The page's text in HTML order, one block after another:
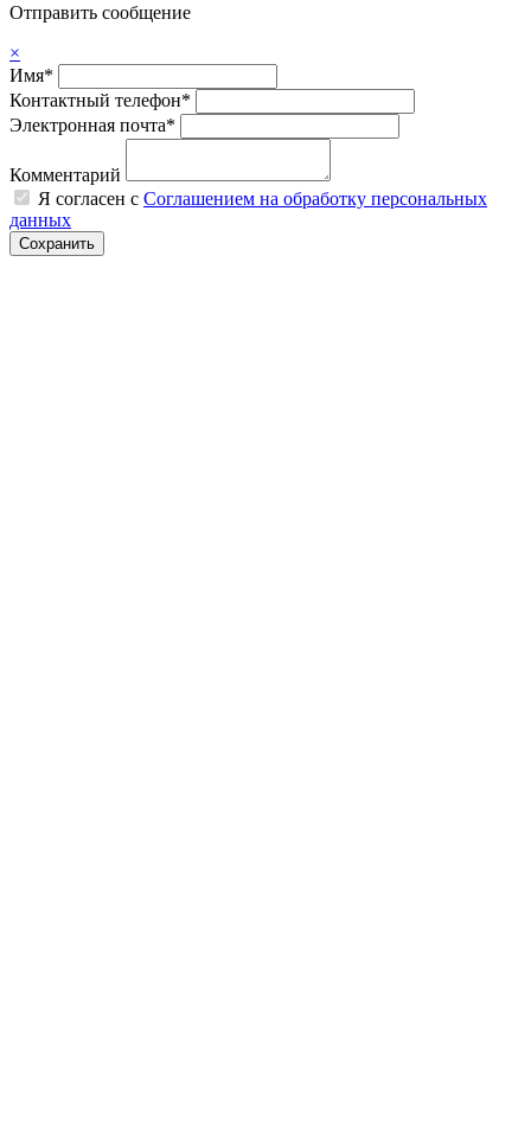
Отправить сообщение
×
Имя*
Контактный телефон*
Электронная почта*
Комментарий
Я согласен с Соглашением на обработку персональных
данных